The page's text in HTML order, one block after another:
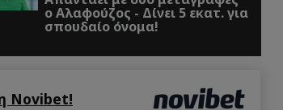
ο Αλαφούζος - Δίνει 5 εκατ. για
σπουδαίο όνομα!
Novibet!